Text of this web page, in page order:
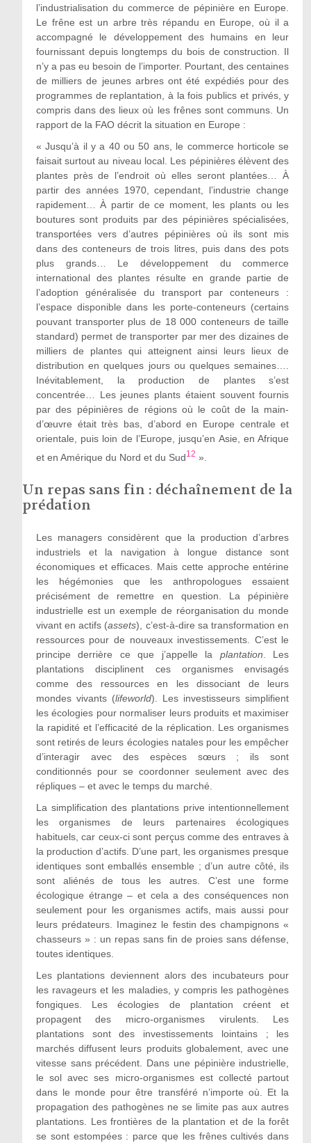
l’industrialisation du commerce de pépinière en Europe.
Le frêne est un arbre très répandu en Europe, où il a
accompagné le développement des humains en leur
fournissant depuis longtemps du bois de construction. Il
n’y a pas eu besoin de l’importer. Pourtant, des centaines
de milliers de jeunes arbres ont été expédiés pour des
programmes de replantation, à la fois publics et privés, y
compris dans des lieux où les frênes sont communs. Un
rapport de la FAO décrit la situation en Europe :
« Jusqu’à il y a 40 ou 50 ans, le commerce horticole se
faisait surtout au niveau local. Les pépinières élèvent des
plantes près de l’endroit où elles seront plantées… À
partir des années 1970, cependant, l’industrie change
rapidement… À partir de ce moment, les plants ou les
boutures sont produits par des pépinières spécialisées,
transportées vers d’autres pépinières où ils sont mis
dans des conteneurs de trois litres, puis dans des pots
plus grands… Le développement du commerce
international des plantes résulte en grande partie de
l’adoption généralisée du transport par conteneurs :
l’espace disponible dans les porte-conteneurs (certains
pouvant transporter plus de 18 000 conteneurs de taille
standard) permet de transporter par mer des dizaines de
milliers de plantes qui atteignent ainsi leurs lieux de
distribution en quelques jours ou quelques semaines….
Inévitablement, la production de plantes s’est
concentrée… Les jeunes plants étaient souvent fournis
par des pépinières de régions où le coût de la main-
d’œuvre était très bas, d’abord en Europe centrale et
orientale, puis loin de l’Europe, jusqu’en Asie, en Afrique
et en Amérique du Nord et du Sud12 ».
Un repas sans fin : déchaînement de la
prédation
Les managers considèrent que la production d’arbres
industriels et la navigation à longue distance sont
économiques et efficaces. Mais cette approche entérine
les hégémonies que les anthropologues essaient
précisément de remettre en question. La pépinière
industrielle est un exemple de réorganisation du monde
vivant en actifs (assets), c’est-à-dire sa transformation en
ressources pour de nouveaux investissements. C’est le
principe derrière ce que j’appelle la plantation . Les
plantations disciplinent ces organismes envisagés
comme des ressources en les dissociant de leurs
mondes vivants (lifeworld). Les investisseurs simplifient
les écologies pour normaliser leurs produits et maximiser
la rapidité et l’efficacité de la réplication. Les organismes
sont retirés de leurs écologies natales pour les empêcher
d’interagir avec des espèces sœurs ; ils sont
conditionnés pour se coordonner seulement avec des
répliques – et avec le temps du marché.
La simplification des plantations prive intentionnellement
les organismes de leurs partenaires écologiques
habituels, car ceux-ci sont perçus comme des entraves à
la production d’actifs. D’une part, les organismes presque
identiques sont emballés ensemble ; d’un autre côté, ils
sont aliénés de tous les autres. C’est une forme
écologique étrange – et cela a des conséquences non
seulement pour les organismes actifs, mais aussi pour
leurs prédateurs. Imaginez le festin des champignons «
chasseurs » : un repas sans fin de proies sans défense,
toutes identiques.
Les plantations deviennent alors des incubateurs pour
les ravageurs et les maladies, y compris les pathogènes
fongiques. Les écologies de plantation créent et
propagent des micro-organismes virulents. Les
plantations sont des investissements lointains ; les
marchés diffusent leurs produits globalement, avec une
vitesse sans précédent. Dans une pépinière industrielle,
le sol avec ses micro-organismes est collecté partout
dans le monde pour être transféré n’importe où. Et la
propagation des pathogènes ne se limite pas aux autres
plantations. Les frontières de la plantation et de la forêt
se sont estompées : parce que les frênes cultivés dans